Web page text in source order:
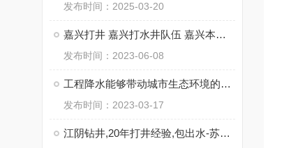
发布时间：2025-03-20
嘉兴打井 嘉兴打水井队伍 嘉兴本地打水井钻井队
发布时间：2023-06-08
工程降水能够带动城市生态环境的优化
发布时间：2023-03-17
江阴钻井,20年打井经验,包出水-苏州通泉钻井工程有限公司